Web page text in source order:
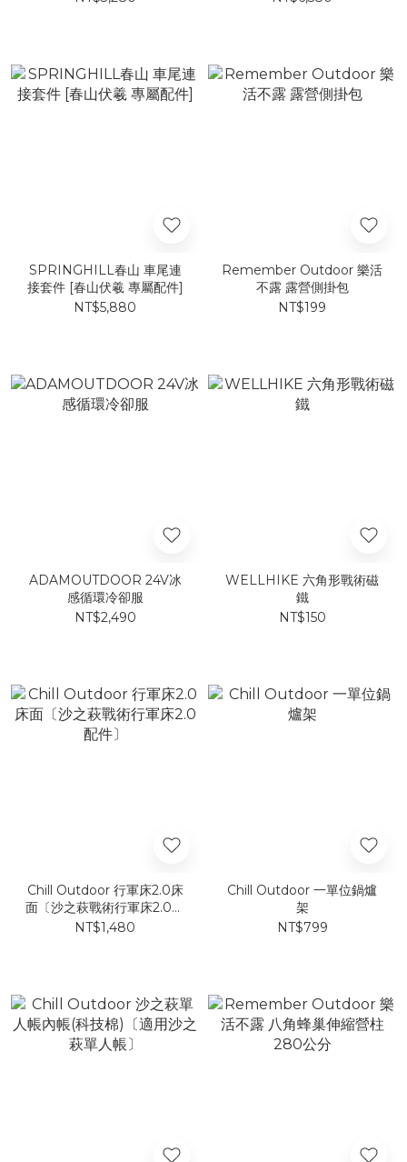
SPRINGHILL春山 車尾連
接套件 [春山伏羲 專屬配件]
NT$5,880
Remember Outdoor 樂活
不露 露營側掛包
NT$199
ADAMOUTDOOR 24V冰
感循環冷卻服
NT$2,490
WELLHIKE 六角形戰術磁
鐵
NT$150
Chill Outdoor 行軍床2.0床
面〔沙之萩戰術行軍床2.0配
件〕
NT$1,480
Chill Outdoor 一單位鍋爐
架
NT$799